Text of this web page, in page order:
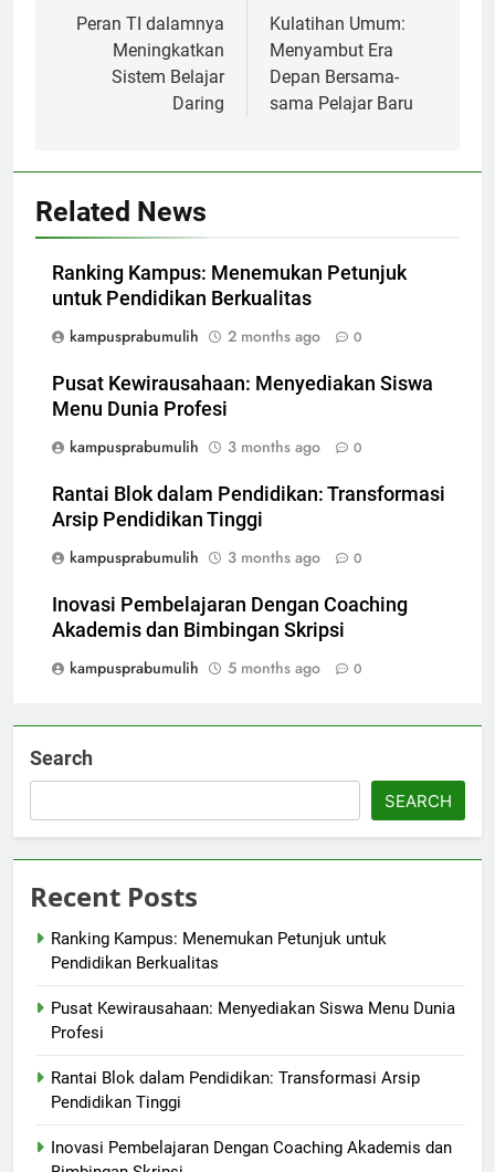
navigation
Peran TI dalamnya
Meningkatkan
Sistem Belajar
Daring
Kulatihan Umum:
Menyambut Era
Depan Bersama-
sama Pelajar Baru
Related News
Ranking Kampus: Menemukan Petunjuk
untuk Pendidikan Berkualitas
kampusprabumulih
2 months ago 0
Pusat Kewirausahaan: Menyediakan Siswa
Menu Dunia Profesi
kampusprabumulih
3 months ago 0
Rantai Blok dalam Pendidikan: Transformasi
Arsip Pendidikan Tinggi
kampusprabumulih
3 months ago 0
Inovasi Pembelajaran Dengan Coaching
Akademis dan Bimbingan Skripsi
kampusprabumulih
5 months ago 0
Search
SEARCH
Recent Posts
Ranking Kampus: Menemukan Petunjuk untuk
Pendidikan Berkualitas
Pusat Kewirausahaan: Menyediakan Siswa Menu Dunia
Profesi
Rantai Blok dalam Pendidikan: Transformasi Arsip
Pendidikan Tinggi
Inovasi Pembelajaran Dengan Coaching Akademis dan